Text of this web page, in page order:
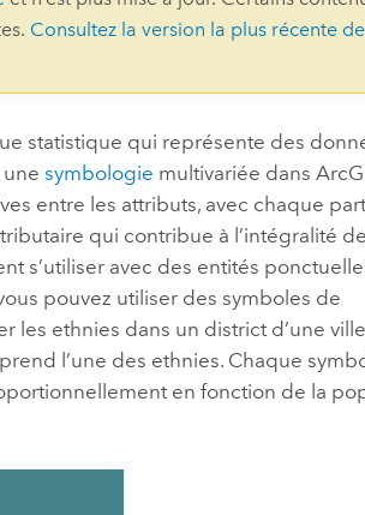
professionnels et
perspectives et
l’univers
Tous les récits
Consultez la version la plus récente
statistique qui représente des
unesymbologie multivariée dans
entre les attributs, avec chaque
qui contribue à l’intégralité
s’utiliser avec des entités
pouvez utiliser des symboles de
les ethnies dans un district d’une
l’une des ethnies. Chaque
en fonction de la